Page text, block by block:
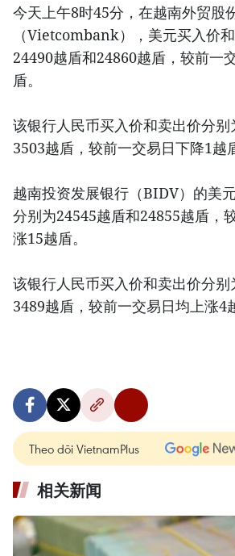
今天上午8时45分，在越南外贸股
（Vietcombank），美元买入价
24490越盾和24860越盾，较前一
盾。
该银行人民币买入价和卖出价分别
3503越盾，较前一交易日下降1越
越南投资发展银行（BIDV）的美
分别为24545越盾和24855越盾，
涨15越盾。
该银行人民币买入价和卖出价分别
3489越盾，较前一交易日均上涨4
Theo dõi VietnamPlus
相关新闻